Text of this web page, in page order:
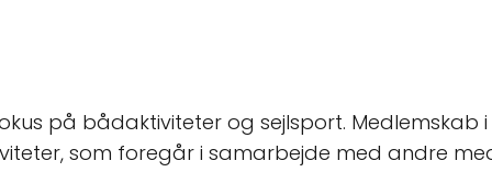
på bådaktiviteter og sejlsport.
som foregår i samarbejde med andre